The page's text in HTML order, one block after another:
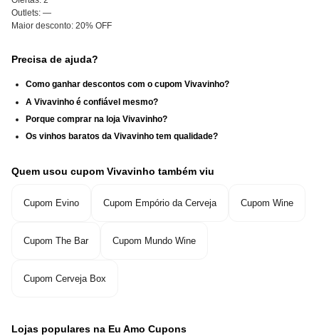
Outlets: —
Maior desconto: 20% OFF
Precisa de ajuda?
Como ganhar descontos com o cupom Vivavinho?
A Vivavinho é confiável mesmo?
Porque comprar na loja Vivavinho?
Os vinhos baratos da Vivavinho tem qualidade?
Quem usou cupom Vivavinho também viu
Cupom Evino Cupom Empório da Cerveja Cupom Wine
Cupom The Bar Cupom Mundo Wine
Cupom Cerveja Box
Lojas populares na Eu Amo Cupons